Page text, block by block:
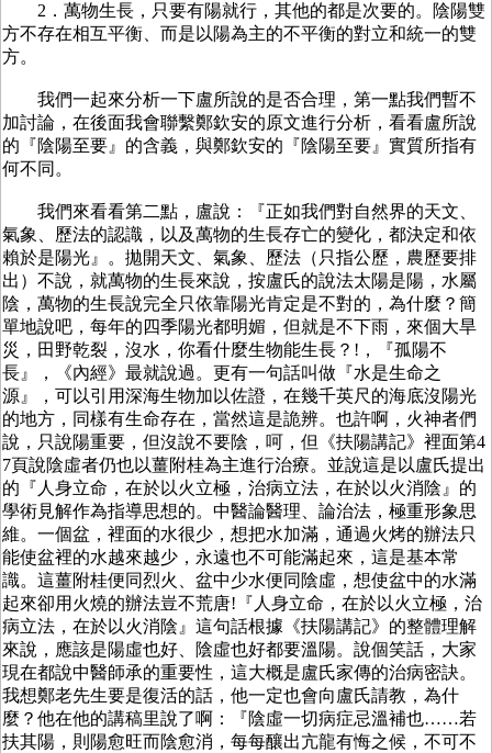
2．萬物生長，只要有陽就行，其他的都是次要的。陰陽雙
方不存在相互平衡、而是以陽為主的不平衡的對立和統一的雙
方。
我們一起來分析一下盧所說的是否合理，第一點我們暫不
加討論，在後面我會聯繫鄭欽安的原文進行分析，看看盧所說
的『陰陽至要』的含義，與鄭欽安的『陰陽至要』實質所指有
何不同。
我們來看看第二點，盧說：『正如我們對自然界的天文、
氣象、歷法的認識，以及萬物的生長存亡的變化，都決定和依
賴於是陽光』。拋開天文、氣象、歷法（只指公歷，農歷要排
出）不說，就萬物的生長來說，按盧氏的說法太陽是陽，水屬
陰，萬物的生長說完全只依靠陽光肯定是不對的，為什麼？簡
單地說吧，每年的四季陽光都明媚，但就是不下雨，來個大旱
災，田野乾裂，沒水，你看什麼生物能生長？!，『孤陽不
長』，《內經》最就說過。更有一句話叫做『水是生命之
源』，可以引用深海生物加以佐證，在幾千英尺的海底沒陽光
的地方，同樣有生命存在，當然這是詭辨。也許啊，火神者們
說，只說陽重要，但沒說不要陰，呵，但《扶陽講記》裡面第4
7頁說陰虛者仍也以薑附桂為主進行治療。並說這是以盧氏提出
的『人身立命，在於以火立極，治病立法，在於以火消陰』的
學術見解作為指導思想的。中醫論醫理、論治法，極重形象思
維。一個盆，裡面的水很少，想把水加滿，通過火烤的辦法只
能使盆裡的水越來越少，永遠也不可能滿起來，這是基本常
識。這薑附桂便同烈火、盆中少水便同陰虛，想使盆中的水滿
起來卻用火燒的辦法豈不荒唐!『人身立命，在於以火立極，治
病立法，在於以火消陰』這句話根據《扶陽講記》的整體理解
來說，應該是陽虛也好、陰虛也好都要溫陽。說個笑話，大家
現在都說中醫師承的重要性，這大概是盧氏家傳的治病密訣。
我想鄭老先生要是復活的話，他一定也會向盧氏請教，為什
麼？他在他的講稿里說了啊：『陰虛一切病症忌溫補也……若
扶其陽，則陽愈旺而陰愈消，每每釀出亢龍有悔之候，不可不